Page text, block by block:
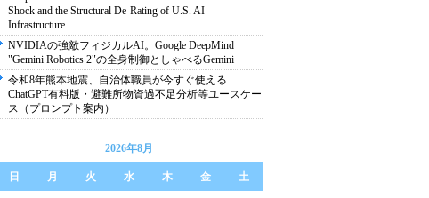
Shock and the Structural De-Rating of U.S. AI
Infrastructure
NVIDIAの強敵フィジカルAI。Google DeepMind
"Gemini Robotics 2"の全身制御としゃべるGemini
令和8年熊本地震、自治体職員が今すぐ使える
ChatGPT有料版・避難所物資過不足分析等ユースケー
ス（プロンプト案内）
2026年8月
日 月 火 水 木 金 土